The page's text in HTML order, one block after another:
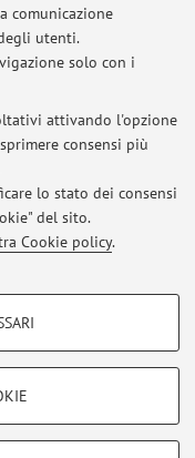
comunicazione
utenti.
solo con i
attivando l'opzione
consensi più
lo stato dei consensi
del sito.
Cookie policy.
robotiche(Da
Revo-i, …)
urologiche
avvisi.
del sito.